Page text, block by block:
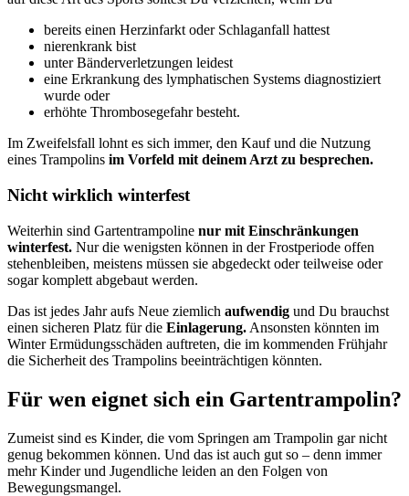
bereits einen Herzinfarkt oder Schlaganfall hattest
nierenkrank bist
unter Bänderverletzungen leidest
eine Erkrankung des lymphatischen Systems diagnostiziert
wurde oder
erhöhte Thrombosegefahr besteht.
Im Zweifelsfall lohnt es sich immer, den Kauf und die Nutzung
eines Trampolins im Vorfeld mit deinem Arzt zu besprechen.
Nicht wirklich winterfest
Weiterhin sind Gartentrampoline nur mit Einschränkungen
winterfest. Nur die wenigsten können in der Frostperiode offen
stehenbleiben, meistens müssen sie abgedeckt oder teilweise oder
sogar komplett abgebaut werden.
Das ist jedes Jahr aufs Neue ziemlich aufwendig und Du brauchst
einen sicheren Platz für die Einlagerung. Ansonsten könnten im
Winter Ermüdungsschäden auftreten, die im kommenden Frühjahr
die Sicherheit des Trampolins beeinträchtigen könnten.
Für wen eignet sich ein Gartentrampolin?
Zumeist sind es Kinder, die vom Springen am Trampolin gar nicht
genug bekommen können. Und das ist auch gut so – denn immer
mehr Kinder und Jugendliche leiden an den Folgen von
Bewegungsmangel.